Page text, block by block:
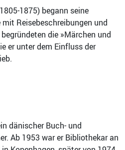
1875) begann seine
Reisebeschreibungen und
die »Märchen und
er unter dem Einfluss der
dänischer Buch- und
Ab 1953 war er Bibliothekar an